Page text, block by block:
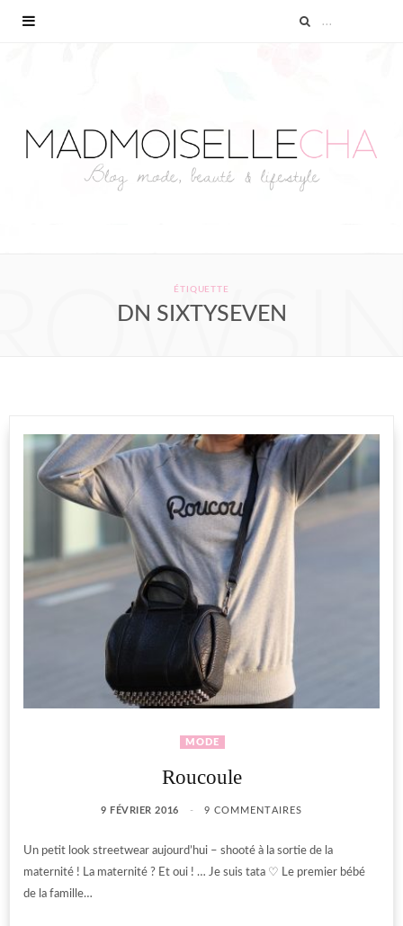
ÉTIQUETTE
DN SIXTYSEVEN
MODE
Roucoule
9 FÉVRIER 2016 9 COMMENTAIRES
Un petit look streetwear aujourd’hui – shooté à la sortie de la
maternité ! La maternité ? Et oui ! … Je suis tata ♡ Le premier bébé
de la famille…